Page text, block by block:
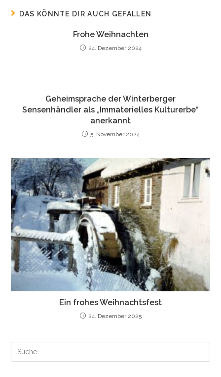
DAS KÖNNTE DIR AUCH GEFALLEN
Frohe Weihnachten
24. Dezember 2024
Geheimsprache der Winterberger
Sensenhändler als „Immaterielles Kulturerbe“
anerkannt
5. November 2024
Ein frohes Weihnachtsfest
24. Dezember 2025
Search
this